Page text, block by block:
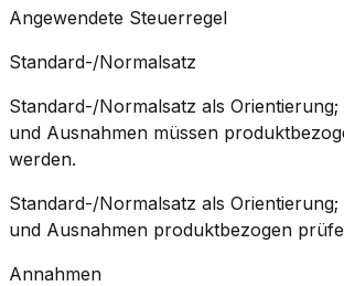
Angewendete Steuerregel
Standard-/Normalsatz
Standard-/Normalsatz als
und Ausnahmen müssen
werden.
Standard-/Normalsatz als
und Ausnahmen produktbezogen
Annahmen